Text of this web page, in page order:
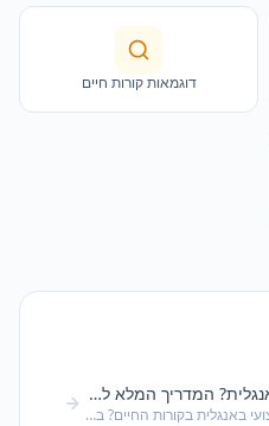
דוגמאות קורות חיים
מה לכתוב בסיכום מקצועי באנגלית? המדריך המלא לכתיבת Professional Summary מנצח
לא יודעים מה לכתוב בסיכום המקצועי באנגלית בקורות החיים? במדריך זה תלמדו בדיוק אילו מרכיבים חייבים להופיע, איך לנסח משפטים חזקים, ואיזה טעויות נפוצות כדאי להימנע מהן.